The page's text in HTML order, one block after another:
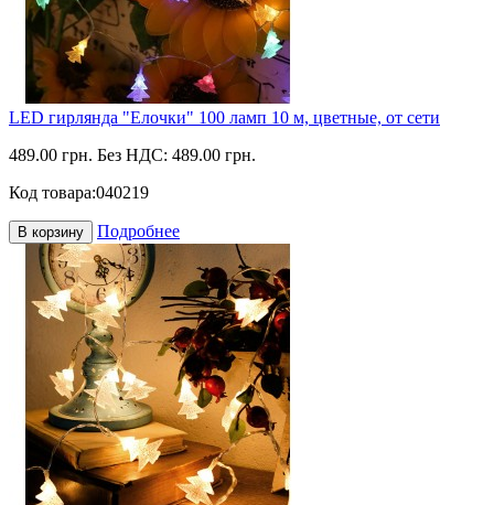
LED гирлянда "Елочки" 100 ламп 10 м, цветные, от сети
489.00 грн. Без НДС: 489.00 грн.
Код товара:040219
В корзину Подробнее